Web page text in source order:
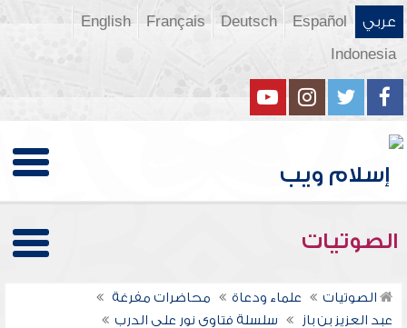
عربي Español
Deutsch
Français
English
Indonesia
الصوتيات
الصوتيات علماء ودعاة
محاضرات مفرغة
عبد العزيز بن باز
سلسلة فتاوى نور على الدرب